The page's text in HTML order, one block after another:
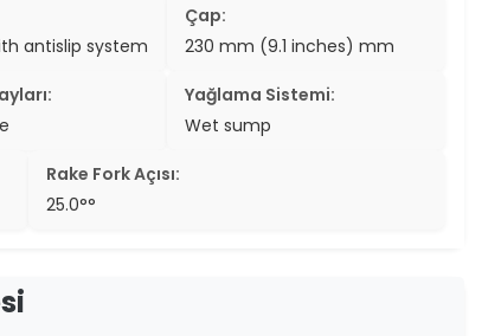
antislip system
Çap:
230 mm (9.1 inches) mm
Yağlama Sistemi:
Wet sump
Rake Fork Açısı:
25.0°°